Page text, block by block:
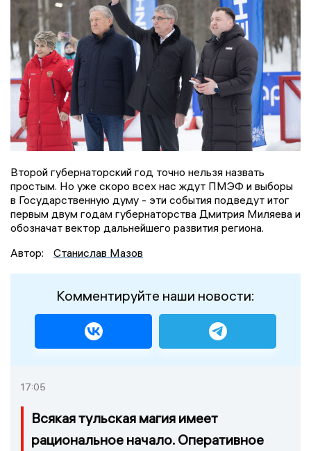
Второй губернаторский год точно нельзя назвать
простым. Но уже скоро всех нас ждут ПМЭФ и выборы
в Государственную думу - эти события подведут итог
первым двум годам губернаторства Дмитрия Миляева и
обозначат вектор дальнейшего развития региона.
Автор:
Станислав Мазов
Комментируйте наши новости:
17:05
Всякая тульская магия имеет
рациональное начало. Оперативное